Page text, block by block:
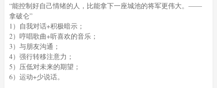
“能控制好自己情绪的人，比能拿下一座城池的将军更伟大。——
拿破仑”
1）自我对话+积极暗示；
2）哼唱歌曲+听喜欢的音乐；
3）与朋友沟通；
4）强行转移注意力；
5）压低对未来的期望；
6）运动+少说话。